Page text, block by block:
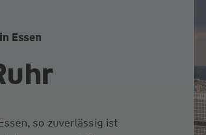
Essen
so zuverlässig ist